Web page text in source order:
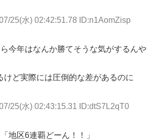
25(水) 02:42:51.78 ID:n1AomZisp
今年はなんか勝てそうな気がするんや
けど実際には圧倒的な差があるのに
25(水) 02:43:15.31 ID:dtS7L2qT0
地区6連覇どーん！！」